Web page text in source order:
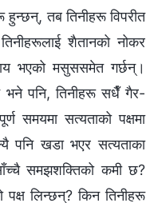
तब तिनीहरू विपरीत
शैतानको नोकर
भएको मसुससमेत गर्छन्।
पनि, तिनीहरू सधैँ गैर-
समयमा सत्यताको पक्षमा
पनि खडा भएर सत्यताका
समझशक्तिको कमी छ?
पक्ष लिन्छन्? किन तिनीहरू